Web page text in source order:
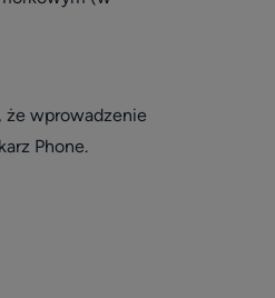
że wprowadzenie
Phone.